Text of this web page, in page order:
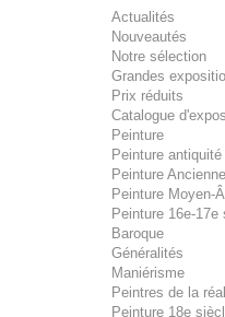
Actualités
Nouveautés
Notre sélection
Grandes
Prix réduits
Catalogue
Peinture
Peinture antiquité
Peinture Ancienne
Peinture Moyen-
Peinture 16e-17e
Baroque
Généralités
Maniérisme
Peintres de la
Peinture 18e